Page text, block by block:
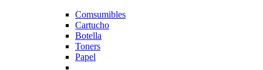
Comsumibles
Cartucho
Botella
Toners
Papel